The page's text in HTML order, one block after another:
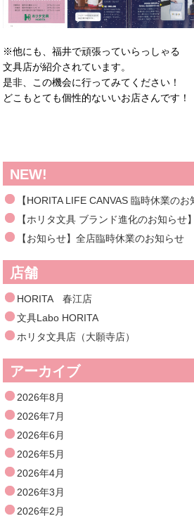
※他にも、福井で頑張っていらっしゃる
文具店が紹介されています。
是非、この機会に行ってみてください！
どこもとても個性的ないいお店さんです！
NEW!
【HORITA LIFE CANVAS 臨時休業のお
【ホリタ文具 ブランド進化のお知らせ】
【お知らせ】全店臨時休業のお知らせ
店舗
HORITA 春江店
文具Labo HORITA
ホリタ文具店（大願寺店）
アーカイブ
2026年8月
2026年7月
2026年6月
2026年5月
2026年4月
2026年3月
2026年2月